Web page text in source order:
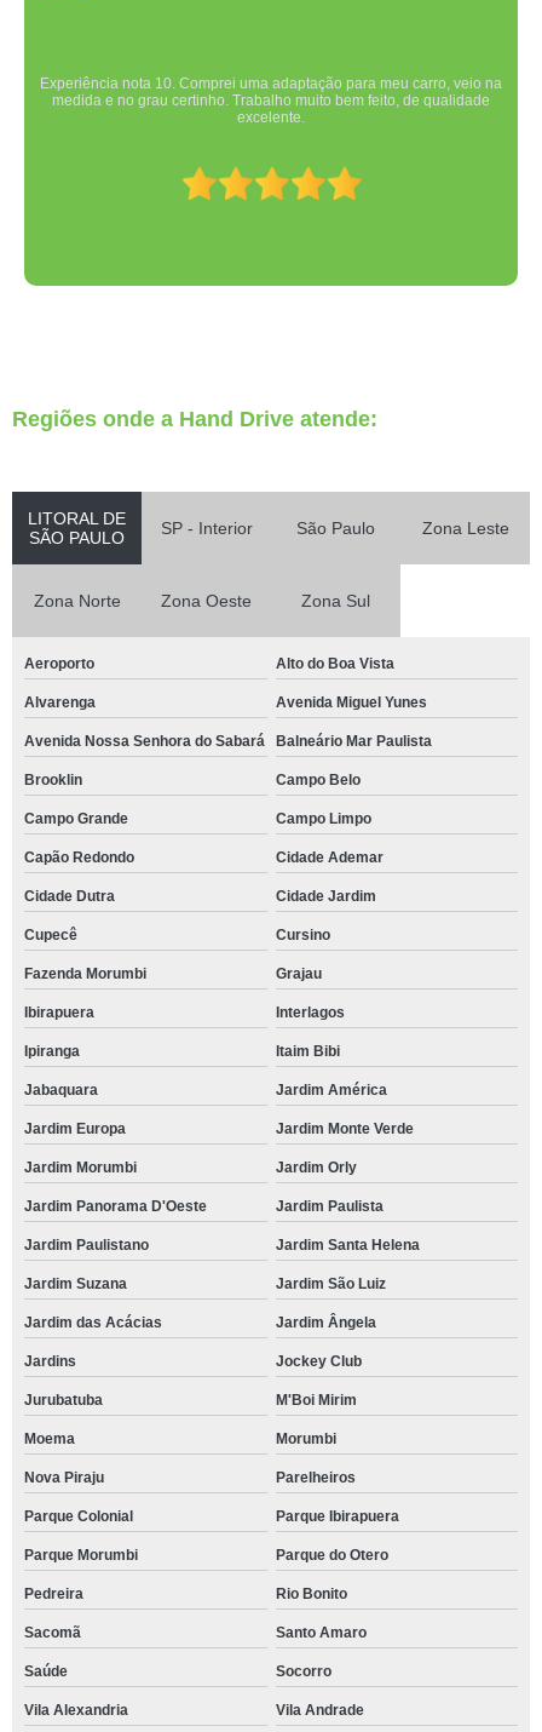
Experiência nota 10. Comprei uma adaptação para meu carro, veio na
medida e no grau certinho. Trabalho muito bem feito, de qualidade
excelente.
Regiões onde a Hand Drive atende:
LITORAL DE
SÃO PAULO
SP - Interior São Paulo Zona Leste
Zona Norte Zona Oeste Zona Sul
Aeroporto Alto do Boa Vista
Alvarenga Avenida Miguel Yunes
Avenida Nossa Senhora do Sabará Balneário Mar Paulista
Brooklin Campo Belo
Campo Grande Campo Limpo
Capão Redondo Cidade Ademar
Cidade Dutra Cidade Jardim
Cupecê Cursino
Fazenda Morumbi Grajau
Ibirapuera Interlagos
Ipiranga Itaim Bibi
Jabaquara Jardim América
Jardim Europa Jardim Monte Verde
Jardim Morumbi Jardim Orly
Jardim Panorama D'Oeste Jardim Paulista
Jardim Paulistano Jardim Santa Helena
Jardim Suzana Jardim São Luiz
Jardim das Acácias Jardim Ângela
Jardins Jockey Club
Jurubatuba M'Boi Mirim
Moema Morumbi
Nova Piraju Parelheiros
Parque Colonial Parque Ibirapuera
Parque Morumbi Parque do Otero
Pedreira Rio Bonito
Sacomã Santo Amaro
Saúde Socorro
Vila Alexandria Vila Andrade